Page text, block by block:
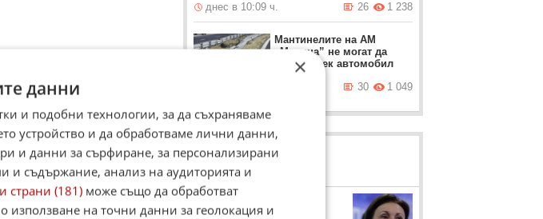
днес в 10:09 ч.
1 238
26
Мантинелите на АМ
„Марица” не могат да
спрат и лек автомобил
1 049
30
ЛОВЦИ НА БИСЕРИ
Румяна Бъчварова
×
данни
и подобни технологии, за да съхраняваме
устройство и да обработваме лични данни,
и данни за сърфиране, за персонализирани
и съдържание, анализ на аудиторията и
страни (181) може също да обработват
използване на точни данни за геолокация и